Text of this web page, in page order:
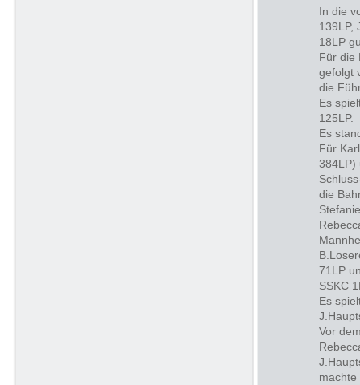
In die
139LP,
18LP
Für die
gefolgt
die
Es
125LP.
Es
Für
384LP)
die
71LP
SSKC
Es
Vor
machte